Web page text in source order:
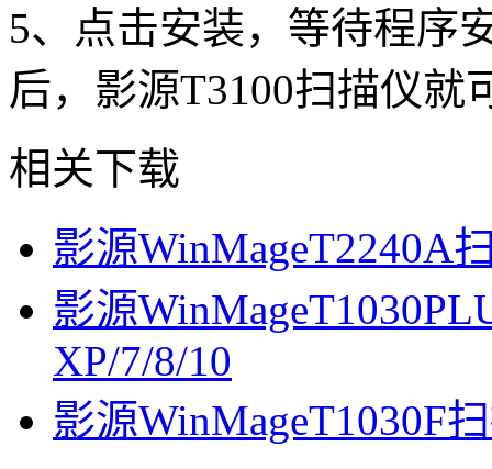
5、点击安装，等待程序
后，影源T3100扫描仪就
相关下载
影源WinMageT2240A
影源
XP/7/8/10
影源WinMageT1030F